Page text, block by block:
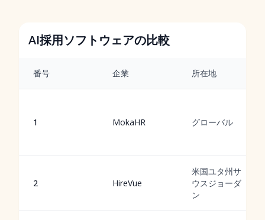
AI採用ソフトウェアの比較
番号 企業 所在地
1 MokaHR グローバル
2 HireVue
米国ユタ州サ
ウスジョーダ
ン